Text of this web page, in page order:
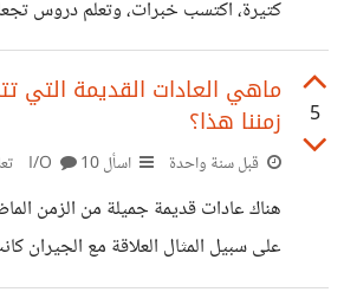
كتيرة، اكتسب خبرات، وتعلم دروس
قرارات واعية. البعض يرى إن العمر
لبدء العمل الحر لأنه بيجمع بين النضج
في ناس ممكن تعتبره بداية متأخرة،
زي مواكبة التقنيات الجديدة أو منافسة
لي كان الوضع مختلفا بعض الشىء. عشت
حتى وصلت بها إلى منصب هام بأحد
5
ماهي العادات القديمة التي
زمننا هذا؟
قبل سنة واحدة اسأل I/O10 تعليقات
هناك عادات قديمة جميلة من الزمن
على سبيل المثال العلاقة مع الجيران
المودة والحب وقد وصانا رسول الله